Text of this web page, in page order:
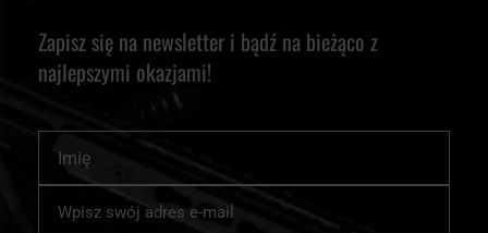
Zapisz się na newsletter i bądź na bieżąco z
najlepszymi okazjami!
nasz